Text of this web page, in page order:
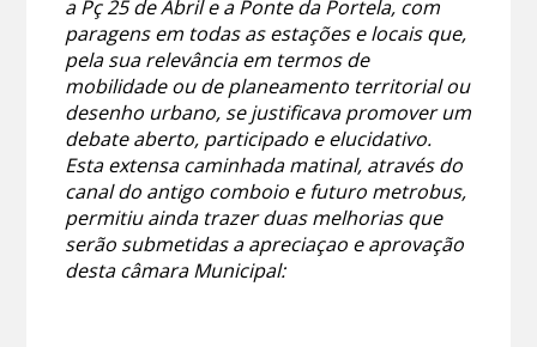
a Pç 25 de Abril e a Ponte da Portela, com
paragens em todas as estações e locais que,
pela sua relevância em termos de
mobilidade ou de planeamento territorial ou
desenho urbano, se justificava promover um
debate aberto, participado e elucidativo.
Esta extensa caminhada matinal, através do
canal do antigo comboio e futuro metrobus,
permitiu ainda trazer duas melhorias que
serão submetidas a apreciaçao e aprovação
desta câmara Municipal: